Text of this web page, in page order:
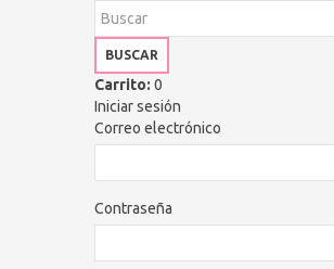
BUSCAR
Carrito: 0
Iniciar sesión
Correo electrónico
Contraseña